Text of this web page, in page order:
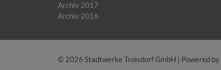
Archiv 2017
Archiv 2016
© 2026 Stadtwerke Troisdorf GmbH | Powered by